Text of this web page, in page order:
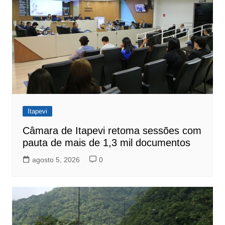
Itapevi
Câmara de Itapevi retoma sessões com
pauta de mais de 1,3 mil documentos
agosto 5, 2026 0